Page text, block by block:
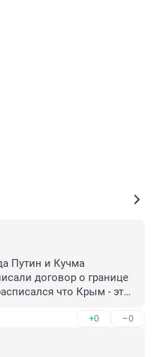
Путин и Кучма
договор о границе
что Крым - это
договор.
законом РФ от 22
+0 –0